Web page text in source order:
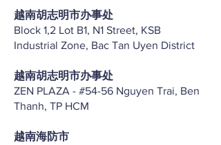
越南胡志明市办事处
Block 1,2 Lot B1, N1 Street, KSB
Industrial Zone, Bac Tan Uyen District
越南胡志明市办事处
ZEN PLAZA - #54-56 Nguyen Trai, Ben
Thanh, TP HCM
越南海防市